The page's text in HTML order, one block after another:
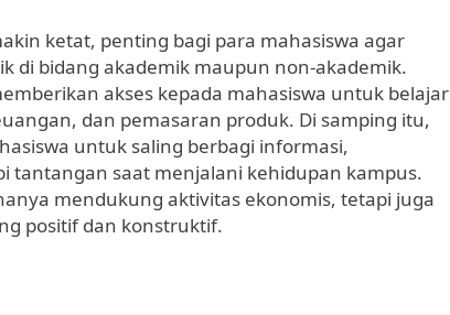
ketat, penting bagi para mahasiswa agar
di bidang akademik maupun non-akademik.
akses kepada mahasiswa untuk belajar
dan pemasaran produk. Di samping itu,
untuk saling berbagi informasi,
saat menjalani kehidupan kampus.
mendukung aktivitas ekonomis, tetapi juga
positif dan konstruktif.